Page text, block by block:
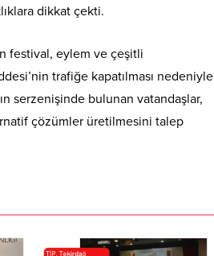
dikkat çekti.
festival, eylem ve çeşitli
trafiğe kapatılması nedeniyle
serzenişinde bulunan vatandaşlar,
çözümler üretilmesini talep